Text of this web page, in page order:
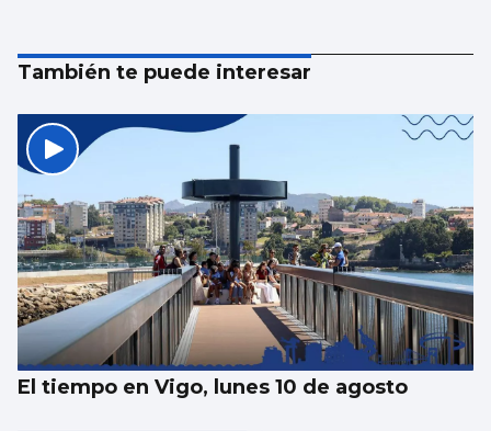
También te puede interesar
El tiempo en Vigo, lunes 10 de agosto